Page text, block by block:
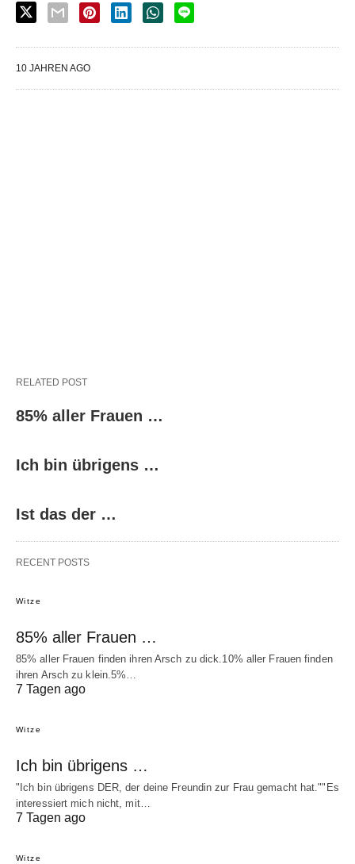
10 JAHREN AGO
RELATED POST
85% aller Frauen …
Ich bin übrigens …
Ist das der …
RECENT POSTS
Witze
85% aller Frauen …
85% aller Frauen finden ihren Arsch zu dick.10% aller Frauen finden
ihren Arsch zu klein.5%…
7 Tagen ago
Witze
Ich bin übrigens …
"Ich bin übrigens DER, der deine Freundin zur Frau gemacht hat.""Es
interessiert mich nicht, mit…
7 Tagen ago
Witze